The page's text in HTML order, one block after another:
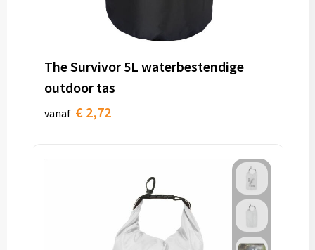
The Survivor 5L waterbestendige
outdoor tas
vanaf € 2,72